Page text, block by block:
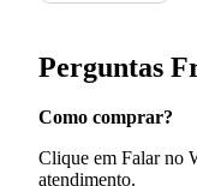
Perguntas
Como comprar?
Clique em Falar no
atendimento.